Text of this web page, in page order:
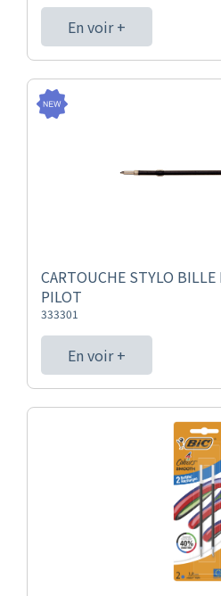
En voir +
CARTOUCHE STYLO
PILOT
333301
En voir +